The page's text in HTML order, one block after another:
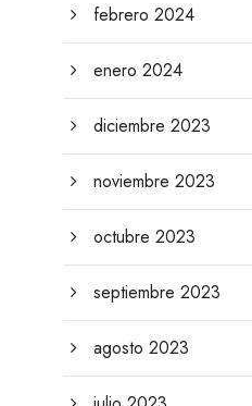
febrero 2024
enero 2024
diciembre 2023
noviembre 2023
octubre 2023
septiembre 2023
agosto 2023